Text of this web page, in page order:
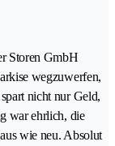
Storen GmbH
wegzuwerfen,
nicht nur Geld,
war ehrlich, die
wie neu. Absolut